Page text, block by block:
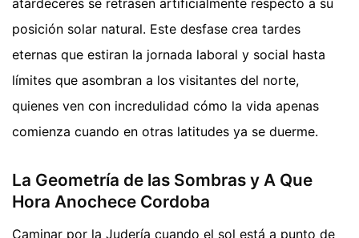
atardeceres se retrasen artificialmente respecto a su
posición solar natural. Este desfase crea tardes
eternas que estiran la jornada laboral y social hasta
límites que asombran a los visitantes del norte,
quienes ven con incredulidad cómo la vida apenas
comienza cuando en otras latitudes ya se duerme.
La Geometría de las Sombras y A Que
Hora Anochece Cordoba
Caminar por la Judería cuando el sol está a punto de